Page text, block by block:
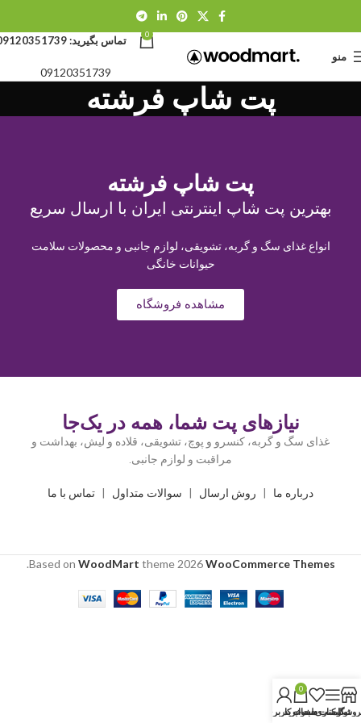
منو
0 تماس بگیرید:
09120351739
پت شاپ فرشته
پت شاپ فرشته
بهترین پت شاپ اینترنتی ایران با ارسال سریع
انواع غذای سگ و گربه، تشویقی، لوازم جانبی و محصولات سلامت
حیوانات خانگی
مشاهده فروشگاه
نیازهای پت شما، همه در یک‌جا
غذای سگ و گربه، کنسرو و پوچ، تشویقی، قلاده و لیش، بهداشت و
مراقبت و لوازم جانبی.
درباره ما روش ارسال سوالات متداول تماس با ما
Based on WoodMart theme2026WooCommerce Themes
.
نوار کناری
لیست دلخواه
0
سبد خرید
حساب کاربری من